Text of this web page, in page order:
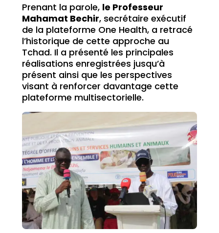
Prenant la parole, le Professeur
Mahamat Bechir, secrétaire exécutif
de la plateforme One Health, a retracé
l’historique de cette approche au
Tchad. Il a présenté les principales
réalisations enregistrées jusqu’à
présent ainsi que les perspectives
visant à renforcer davantage cette
plateforme multisectorielle.